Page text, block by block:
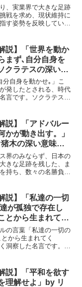
られる教訓
、実業界で大きな足跡
戦を求め、現状維持に
す姿勢を反映していま
説】「世界を動か
まず､自分自身を
クラテスの深い意
訓自身を動かせ｡」こ
発したとされる、時代
言です。ソクラテス
説】「アドバルー
かが動き出す。」
木の深い意味と
界のみならず、日本の
きな足跡を残した、ま
持ち、数々の名勝負、
説】「私達の一切
が孤独で存在し
とから生まれてく
リュイエールの
れる教訓
の言葉「私達の一切の
から生まれてく
洞察した名言です。こ
説】「平和を欲す
理解せよ」by リ